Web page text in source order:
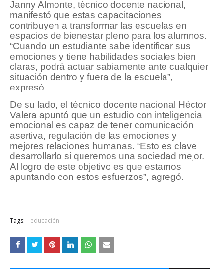
Janny Almonte, técnico docente nacional,
manifestó que estas capacitaciones
contribuyen a transformar las escuelas en
espacios de bienestar pleno para los alumnos.
“Cuando un estudiante sabe identificar sus
emociones y tiene habilidades sociales bien
claras, podrá actuar sabiamente ante cualquier
situación dentro y fuera de la escuela”,
expresó.
De su lado, el técnico docente nacional Héctor
Valera apuntó que un estudio con inteligencia
emocional es capaz de tener comunicación
asertiva, regulación de las emociones y
mejores relaciones humanas. “Esto es clave
desarrollarlo si queremos una sociedad mejor.
Al logro de este objetivo es que estamos
apuntando con estos esfuerzos”, agregó.
Tags: educación